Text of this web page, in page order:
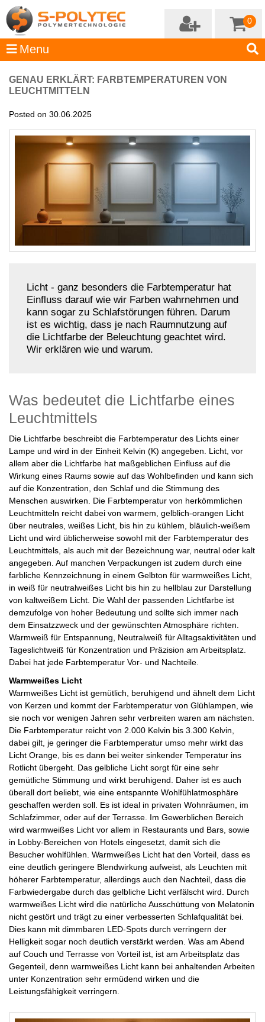
0
GENAU ERKLÄRT: FARBTEMPERATUREN VON
LEUCHTMITTELN
Posted on 30.06.2025
Licht - ganz besonders die Farbtemperatur hat
Einfluss darauf wie wir Farben wahrnehmen und
kann sogar zu Schlafstörungen führen. Darum
ist es wichtig, dass je nach Raumnutzung auf
die Lichtfarbe der Beleuchtung geachtet wird.
Wir erklären wie und warum.
Was bedeutet die Lichtfarbe eines
Leuchtmittels
Die Lichtfarbe beschreibt die Farbtemperatur des Lichts einer
Lampe und wird in der Einheit Kelvin (K) angegeben. Licht, vor
allem aber die Lichtfarbe hat maßgeblichen Einfluss auf die
Wirkung eines Raums sowie auf das Wohlbefinden und kann sich
auf die Konzentration, den Schlaf und die Stimmung des
Menschen auswirken. Die Farbtemperatur von herkömmlichen
Leuchtmitteln reicht dabei von warmem, gelblich-orangen Licht
über neutrales, weißes Licht, bis hin zu kühlem, bläulich-weißem
Licht und wird üblicherweise sowohl mit der Farbtemperatur des
Leuchtmittels, als auch mit der Bezeichnung war, neutral oder kalt
angegeben. Auf manchen Verpackungen ist zudem durch eine
farbliche Kennzeichnung in einem Gelbton für warmweißes Licht,
in weiß für neutralweißes Licht bis hin zu hellblau zur Darstellung
von kaltweißem Licht. Die Wahl der passenden Lichtfarbe ist
demzufolge von hoher Bedeutung und sollte sich immer nach
dem Einsatzzweck und der gewünschten Atmosphäre richten.
Warmweiß für Entspannung, Neutralweiß für Alltagsaktivitäten und
Tageslichtweiß für Konzentration und Präzision am Arbeitsplatz.
Dabei hat jede Farbtemperatur Vor- und Nachteile.
Warmweißes Licht
Warmweißes Licht ist gemütlich, beruhigend und ähnelt dem Licht
von Kerzen und kommt der Farbtemperatur von Glühlampen, wie
sie noch vor wenigen Jahren sehr verbreiten waren am nächsten.
Die Farbtemperatur reicht von 2.000 Kelvin bis 3.300 Kelvin,
dabei gilt, je geringer die Farbtemperatur umso mehr wirkt das
Licht Orange, bis es dann bei weiter sinkender Temperatur ins
Rotlicht übergeht. Das gelbliche Licht sorgt für eine sehr
gemütliche Stimmung und wirkt beruhigend. Daher ist es auch
überall dort beliebt, wie eine entspannte Wohlfühlatmosphäre
geschaffen werden soll. Es ist ideal in privaten Wohnräumen, im
Schlafzimmer, oder auf der Terrasse. Im Gewerblichen Bereich
wird warmweißes Licht vor allem in Restaurants und Bars, sowie
in Lobby-Bereichen von Hotels eingesetzt, damit sich die
Besucher wohlfühlen. Warmweißes Licht hat den Vorteil, dass es
eine deutlich geringere Blendwirkung aufweist, als Leuchten mit
höherer Farbtemperatur, allerdings auch den Nachteil, dass die
Farbwiedergabe durch das gelbliche Licht verfälscht wird. Durch
warmweißes Licht wird die natürliche Ausschüttung von Melatonin
nicht gestört und trägt zu einer verbesserten Schlafqualität bei.
Dies kann mit dimmbaren LED-Spots durch verringern der
Helligkeit sogar noch deutlich verstärkt werden. Was am Abend
auf Couch und Terrasse von Vorteil ist, ist am Arbeitsplatz das
Gegenteil, denn warmweißes Licht kann bei anhaltenden Arbeiten
unter Konzentration sehr ermüdend wirken und die
Leistungsfähigkeit verringern.